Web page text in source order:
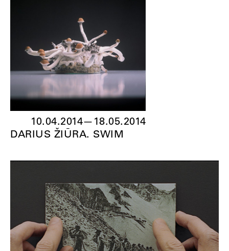
10.04.2014— 18.05.2014
DARIUS ŽIŪRA. SWIM